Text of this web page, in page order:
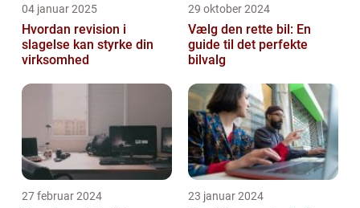
04 januar 2025
Hvordan revision i
slagelse kan styrke din
virksomhed
29 oktober 2024
Vælg den rette bil: En
guide til det perfekte
bilvalg
27 februar 2024 23 januar 2024